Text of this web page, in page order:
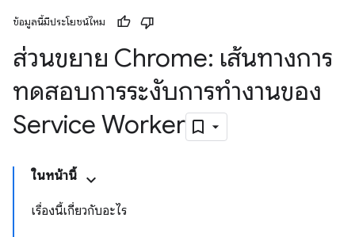
ข้อมูลนี้มีประโยชน์ไหม
ส่วนขยาย Chrome: เส้นทางการ
ทดสอบการระงับการทำงานของ
Service Worker
ในหน้านี้
เรื่องนี้เกี่ยวกับอะไร